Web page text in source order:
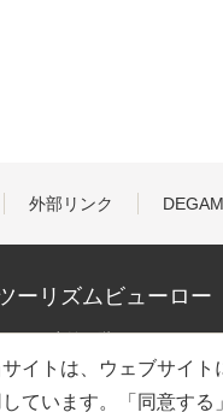
外部リンク
ーリズムビューロー
リカ東館２階
サイトは、ウェブサイ
しています。「同意す